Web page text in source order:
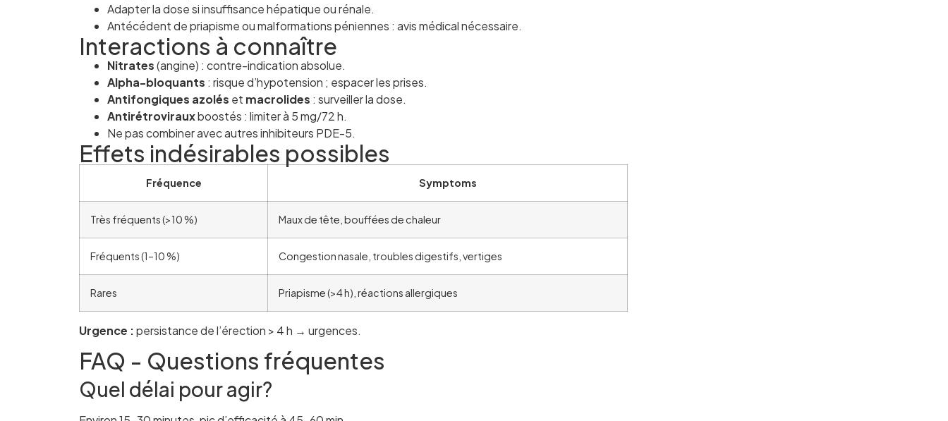
Adapter la dose si insuffisance hépatique ou rénale.
Antécédent de priapisme ou malformations péniennes : avis médical nécessaire.
Interactions à connaître
Nitrates(angine) : contre-indication absolue.
Alpha-bloquants : risque d’hypotension ; espacer les prises.
Antifongiques azolés et macrolides : surveiller la dose.
Antirétrovirauxboostés : limiter à 5 mg/72 h.
Ne pas combiner avec autres inhibiteurs PDE-5.
Effets indésirables possibles
Fréquence Symptoms
Très fréquents (>10 %) Maux de tête, bouffées de chaleur
Fréquents (1–10 %) Congestion nasale, troubles digestifs, vertiges
Rares Priapisme (>4 h), réactions allergiques
Urgence :persistance de l’érection > 4 h → urgences.
FAQ - Questions fréquentes
Quel délai pour agir?